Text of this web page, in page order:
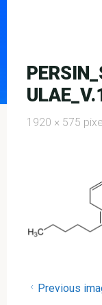
Full
1920 × 575
Previous